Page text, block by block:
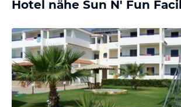
Hotel nähe Sun N' Fun